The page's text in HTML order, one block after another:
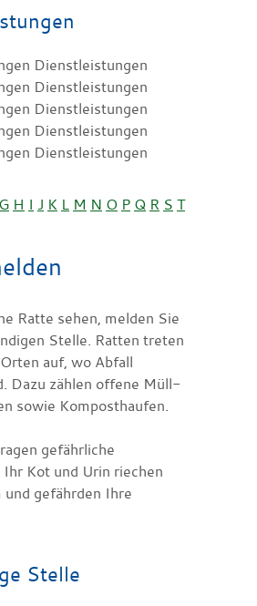
Dienstleistungen
Dienstleistungen
Dienstleistungen
Dienstleistungen
Dienstleistungen
G H I J K L M N O P Q R S T
Ratte sehen, melden Sie
Stelle. Ratten treten
auf, wo Abfall
Dazu zählen offene Müll-
sowie Komposthaufen.
gefährliche
Ihr Kot und Urin riechen
und gefährden Ihre
Stelle